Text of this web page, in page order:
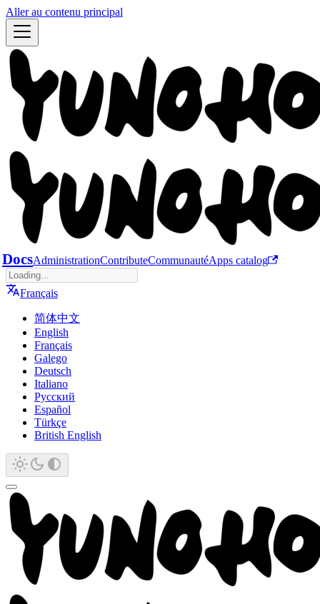
Aller au contenu principal
DocsAdministrationContributeCommunautéApps catalog
Français
简体中文
English
Français
Galego
Deutsch
Italiano
Русский
Español
Türkçe
British English